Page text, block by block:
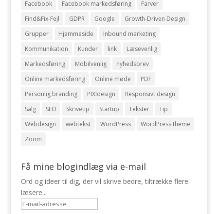
Facebook Facebook markedsføring
Farver
Find&Fix-Fejl
GDPR Google
Growth-Driven Design
Grupper
Hjemmeside
Inbound marketing
Kommunikation
Kunder link
Læsevenlig
Markedsføring
Mobilvenlig
nyhedsbrev
Online markedsføring
Online møde
PDF
Personlig branding
PIXIdesign
Responsivt design
Salg
SEO Skrivetip Startup Tekster
Tip
Webdesign
webtekst WordPress
WordPress theme
Zoom
Få mine blogindlæg via e-mail
Ord og ideer til dig, der vil skrive bedre, tiltrække flere
læsere...
E-